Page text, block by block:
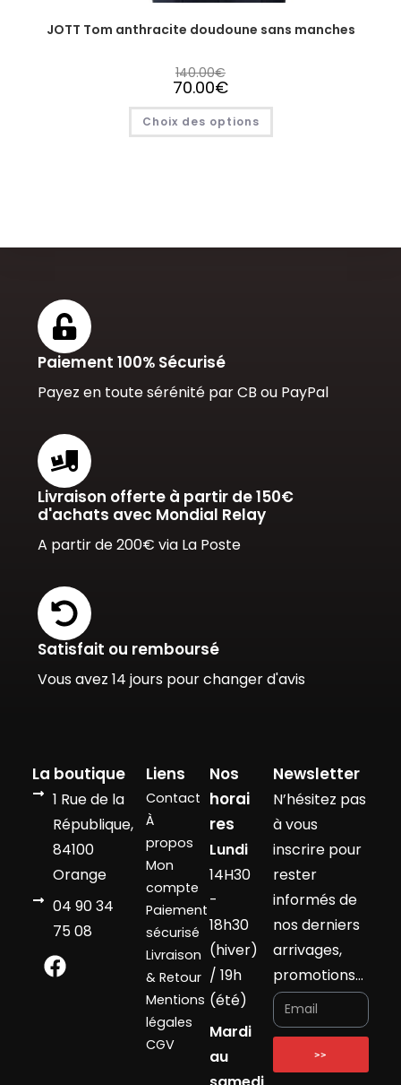
JOTT Tom anthracite doudoune sans manches
140.00€
70.00€
Choix des options
Paiement 100% Sécurisé
Payez en toute sérénité par CB ou PayPal
Livraison offerte à partir de 150€
d'achats avec Mondial Relay
A partir de 200€ via La Poste
Satisfait ou remboursé
Vous avez 14 jours pour changer d'avis
La boutique
1 Rue de la
République,
84100
Orange
04 90 34
75 08
Liens
Contact
À
propos
Mon
compte
Paiement
sécurisé
Livraison
& Retour
Mentions
légales
CGV
Nos
horai
res
Lundi
14H30
-
18h30
(hiver)
/ 19h
(été)
Mardi
au
Newsletter
N’hésitez pas
à vous
inscrire pour
rester
informés de
nos derniers
arrivages,
promotions…
>>